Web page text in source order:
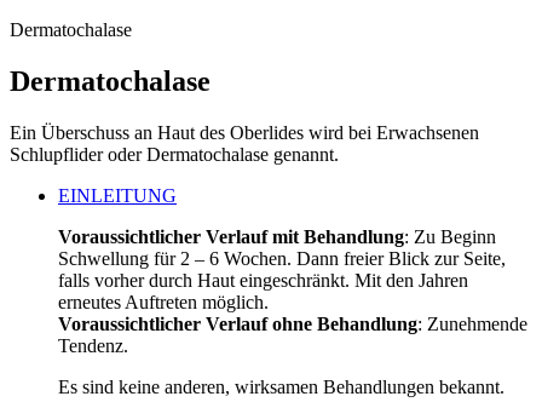
Dermatochalase
Dermatochalase
Ein Überschuss an Haut des Oberlides wird bei Erwachsenen
Schlupflider oder Dermatochalase genannt.
EINLEITUNG
Voraussichtlicher Verlauf mit Behandlung: Zu Beginn
Schwellung für 2 – 6 Wochen. Dann freier Blick zur Seite,
falls vorher durch Haut eingeschränkt. Mit den Jahren
erneutes Auftreten möglich.
Voraussichtlicher Verlauf ohne Behandlung: Zunehmende
Tendenz.
Es sind keine anderen, wirksamen Behandlungen bekannt.